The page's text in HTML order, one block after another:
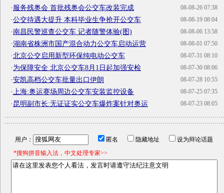
08-08-26 07:38
·服务残奥会 首批残奥会公交车改装完成
08-08-19 08:04
·公交待遇大提升 本科毕业生争抢开公交车
08-08-06 13:58
·南昌民警巡查公交车 记者随警体验(图)
08-08-01 07:50
·湖南省株洲市国产混合动力公交车启动运营
08-07-31 08:10
·北京公交启用新型环保纯电动公交车
08-07-30 08:06
·为保障安全 北京公交车8月1日起加强安检
08-07-28 10:55
·安凯高档公交车批量出口伊朗
08-07-25 07:35
· 上海:奥运赛场周边公交车安装监控设备
08-07-23 08:05
·昆明副市长:无证证实公交车爆炸案针对奥运
用户： 匿名 隐藏地址
设为辩论话题
*搜狗拼音输入法，中文处理专家>>